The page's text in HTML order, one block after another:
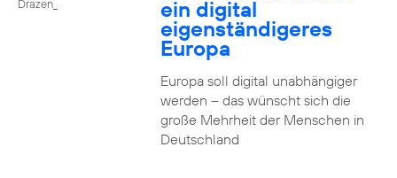
Drazen_
ein digital
eigenständigeres
Europa
Europa soll digital unabhängiger
werden – das wünscht sich die
große Mehrheit der Menschen in
Deutschland